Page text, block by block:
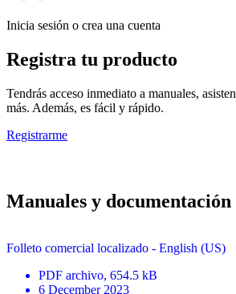
Inicia sesión o crea una cuenta
Registra tu producto
Tendrás acceso inmediato a manuales,
más. Además, es fácil y rápido.
Registrarme
Manuales y documentación
Folleto comercial localizado - English (US)
PDF archivo, 654.5 kB
6 December 2023